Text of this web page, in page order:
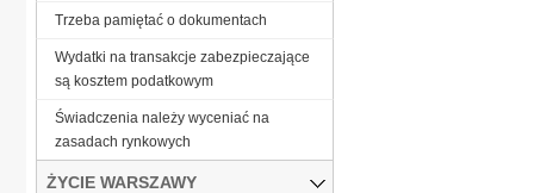
Trzeba pamiętać o dokumentach
Wydatki na transakcje zabezpieczające
są kosztem podatkowym
Świadczenia należy wyceniać na
zasadach rynkowych
ŻYCIE WARSZAWY